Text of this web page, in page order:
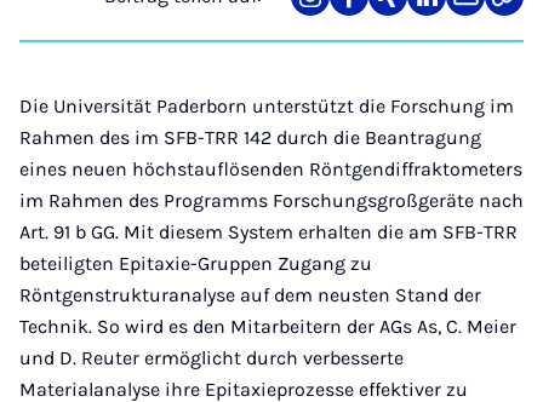
Teilen
auf
Teilen
auf
Teilen
auf
Teilen
auf
Teilen
über
Mail
Link
Die Universität Paderborn unterstützt die Forschung im
Rahmen des im SFB-TRR 142 durch die Beantragung
eines neuen höchstauflösenden Röntgendiffraktometers
im Rahmen des Programms Forschungsgroßgeräte nach
Art. 91 b GG. Mit diesem System erhalten die am SFB-TRR
beteiligten Epitaxie-Gruppen Zugang zu
Röntgenstrukturanalyse auf dem neusten Stand der
Technik. So wird es den Mitarbeitern der AGs As, C. Meier
und D. Reuter ermöglicht durch verbesserte
Materialanalyse ihre Epitaxieprozesse effektiver zu